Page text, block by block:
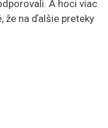
A hoci viac
že na ďalšie preteky